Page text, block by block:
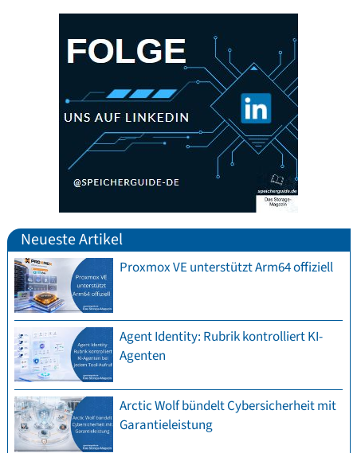
Neueste Artikel
Proxmox VE unterstützt Arm64 offiziell
Agent Identity: Rubrik kontrolliert KI-
Agenten
Arctic Wolf bündelt Cybersicherheit mit
Garantieleistung